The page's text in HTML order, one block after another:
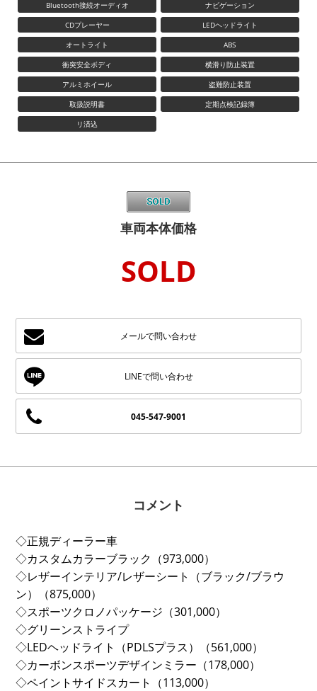
Bluetooth接続オーディオ
ナビゲーション
CDプレーヤー
LEDヘッドライト
オートライト
ABS
衝突安全ボディ
横滑り防止装置
アルミホイール
盗難防止装置
取扱説明書
定期点検記録簿
リ済込
車両本体価格
SOLD
メールで問い合わせ
045-547-9001
コメント
◇正規ディーラー車
◇カスタムカラーブラック（973,000）
◇レザーインテリア/レザーシート（ブラック/ブラウ
ン）（875,000）
◇スポーツクロノパッケージ（301,000）
◇グリーンストライプ
◇LEDヘッドライト（PDLSプラス）（561,000）
◇カーボンスポーツデザインミラー（178,000）
◇ペイントサイドスカート（113,000）